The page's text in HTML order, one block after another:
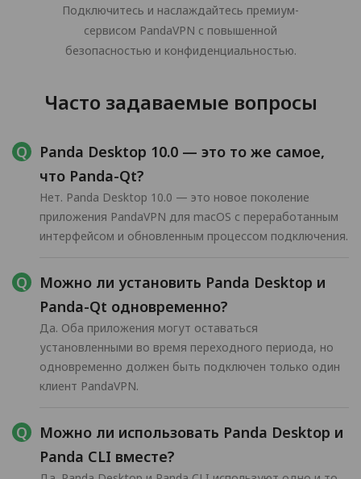
Подключитесь и наслаждайтесь премиум-
сервисом PandaVPN с повышенной
безопасностью и конфиденциальностью.
Часто задаваемые вопросы
Panda Desktop 10.0 — это то же самое,
что Panda-Qt?
Нет. Panda Desktop 10.0 — это новое поколение
приложения PandaVPN для macOS с переработанным
интерфейсом и обновленным процессом подключения.
Можно ли установить Panda Desktop и
Panda-Qt одновременно?
Да. Оба приложения могут оставаться
установленными во время переходного периода, но
одновременно должен быть подключен только один
клиент PandaVPN.
Можно ли использовать Panda Desktop и
Panda CLI вместе?